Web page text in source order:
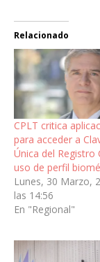
Relacionado
CPLT critica
para acceder a
Única del Registro
uso de perfil
Lunes, 30 Marzo,
las 14:56
En "Regional"